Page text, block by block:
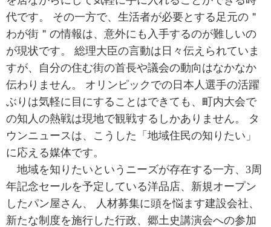
代です。 その一方で、生活者が必要とする足元の＂
わが街＂の情報は、意外にも入手するのが難しいの
が現状です。 総理大臣の言動は日々伝えられていま
すが、自分の住む街の首長や議会の動向はなかなか
伝わりません。 オリンピックでの日本人選手の活躍
ぶりは気軽に目にすることはできても、町内大会で
の知人の熱戦は現地で観戦するしかありません。 タ
ウンニュースは、こうした「地域住民の知りたい」
に応える媒体です。
地域を知りたいというニーズが存在する一方、3周
年記念セールを予定している洋品店、新規オープン
したパン屋さん、 人材募集に頭を悩ます建設会社、
新たな制度を施行した行政、郷土史講演会への参加